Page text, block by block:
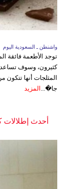
واشنطن ـ السعودية اليوم
توجد الأطعمة فائقة
كثيرون، وسوف
المثلجات أنها تتكون
جا�...
المزيد
أحدث